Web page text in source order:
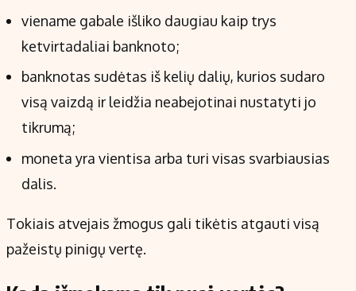
viename gabale išliko daugiau kaip trys
ketvirtadaliai banknoto;
banknotas sudėtas iš kelių dalių, kurios sudaro
visą vaizdą ir leidžia neabejotinai nustatyti jo
tikrumą;
moneta yra vientisa arba turi visas svarbiausias
dalis.
Tokiais atvejais žmogus gali tikėtis atgauti visą
pažeistų pinigų vertę.